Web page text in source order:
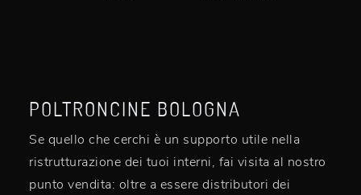
POLTRONCINE BOLOGNA
Se quello che cerchi è un supporto utile nella
ristrutturazione dei tuoi interni, fai visita al nostro
punto vendita: oltre a essere distributori dei